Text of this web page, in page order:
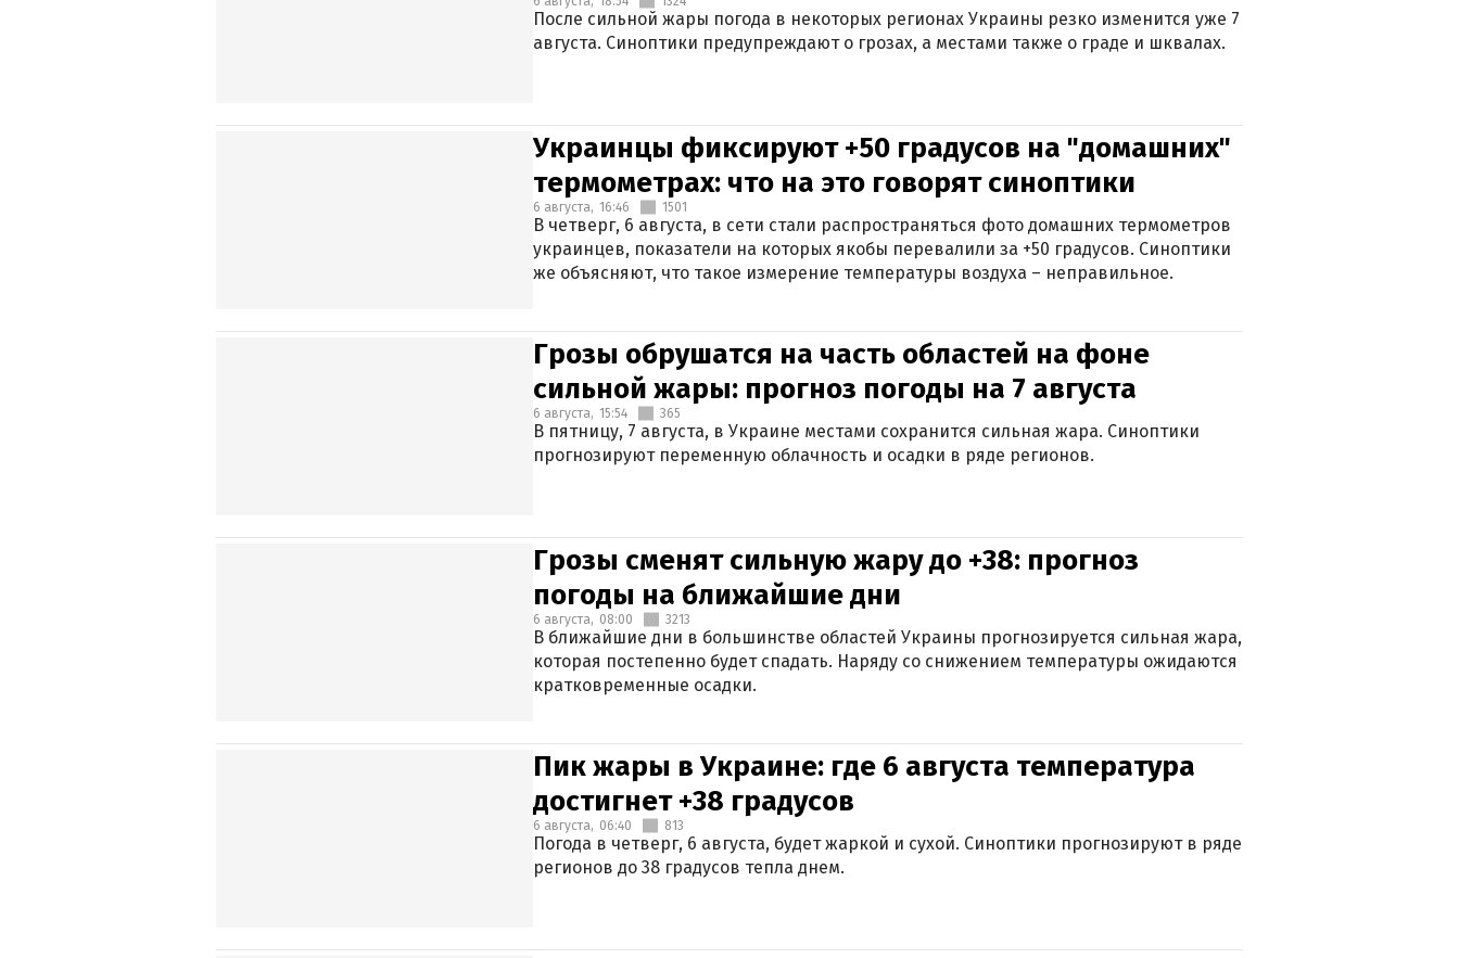
После сильной жары погода в некоторых регионах Украины резко изменится уже 7
августа. Синоптики предупреждают о грозах, а местами также о граде и шквалах.
Украинцы фиксируют +50 градусов на "домашних"
термометрах: что на это говорят синоптики
6 августа, 16:46 1501
В четверг, 6 августа, в сети стали распространяться фото домашних термометров
украинцев, показатели на которых якобы перевалили за +50 градусов. Синоптики
же объясняют, что такое измерение температуры воздуха – неправильное.
Грозы обрушатся на часть областей на фоне
сильной жары: прогноз погоды на 7 августа
6 августа, 15:54 365
В пятницу, 7 августа, в Украине местами сохранится сильная жара. Синоптики
прогнозируют переменную облачность и осадки в ряде регионов.
Грозы сменят сильную жару до +38: прогноз
погоды на ближайшие дни
6 августа, 08:00 3213
В ближайшие дни в большинстве областей Украины прогнозируется сильная жара,
которая постепенно будет спадать. Наряду со снижением температуры ожидаются
кратковременные осадки.
Пик жары в Украине: где 6 августа температура
достигнет +38 градусов
6 августа, 06:40 813
Погода в четверг, 6 августа, будет жаркой и сухой. Синоптики прогнозируют в ряде
регионов до 38 градусов тепла днем.